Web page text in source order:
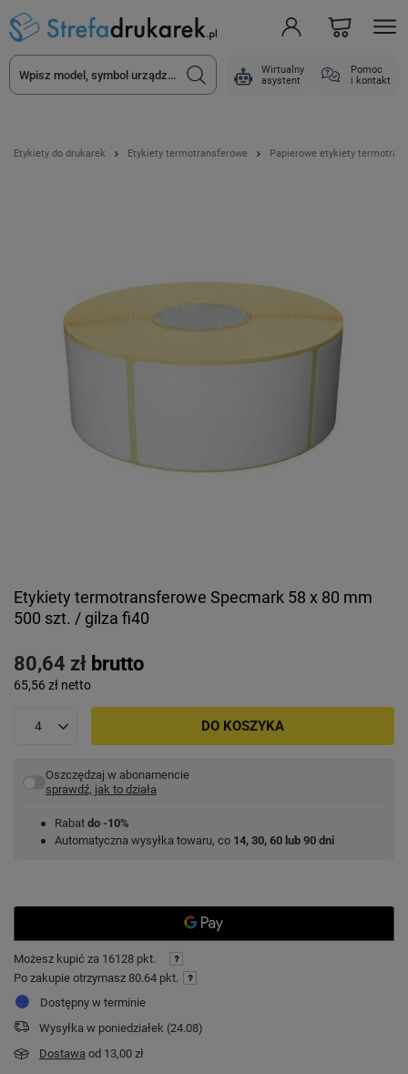
Wirtualny
asystent
Pomoc
i kontakt
Etykiety do drukarek Etykiety termotransferowe Papierowe etykiety
Etykiety termotransferowe Specmark 58 x 80 mm
500 szt. / gilza fi40
80,64 zł brutto
65,56 zł netto
DO KOSZYKA
Oszczędzaj w abonamencie
sprawdź, jak to działa
Rabat do -10%
Automatyczna wysyłka towaru, co 14, 30, 60 lub 90 dni
Możesz kupić za 16128 pkt.
Po zakupie otrzymasz 80.64 pkt.
Dostępny w terminie
Wysyłka w poniedziałek (24.08)
Dostawa od 13,00 zł